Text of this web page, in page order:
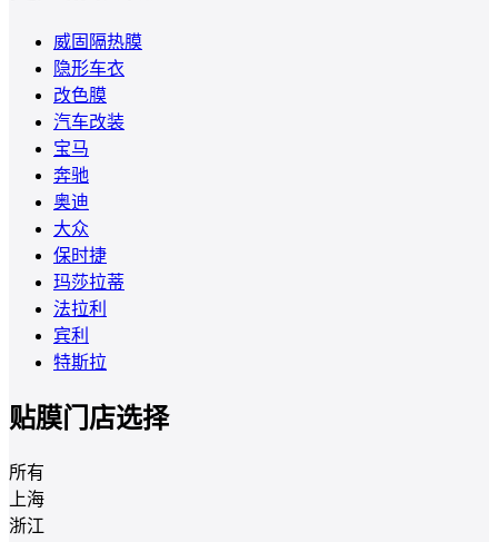
威固隔热膜
隐形车衣
改色膜
汽车改装
宝马
奔驰
奥迪
大众
保时捷
玛莎拉蒂
法拉利
宾利
特斯拉
贴膜门店选择
所有
上海
浙江